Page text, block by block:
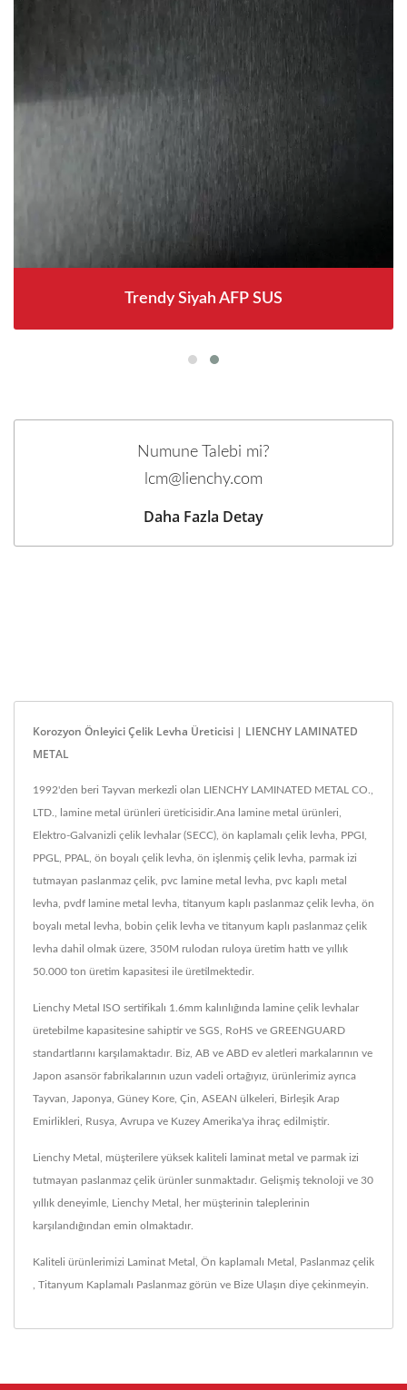
Trendy Siyah AFP SUS
Numune Talebi mi?
lcm@lienchy.com
Daha Fazla Detay
Korozyon Önleyici Çelik Levha Üreticisi | LIENCHY LAMINATED
METAL
1992'den beri Tayvan merkezli olan LIENCHY LAMINATED METAL CO.,
LTD., lamine metal ürünleri üreticisidir.Ana lamine metal ürünleri,
Elektro-Galvanizli çelik levhalar (SECC), ön kaplamalı çelik levha, PPGI,
PPGL, PPAL, ön boyalı çelik levha, ön işlenmiş çelik levha, parmak izi
tutmayan paslanmaz çelik, pvc lamine metal levha, pvc kaplı metal
levha, pvdf lamine metal levha, titanyum kaplı paslanmaz çelik levha, ön
boyalı metal levha, bobin çelik levha ve titanyum kaplı paslanmaz çelik
levha dahil olmak üzere, 350M rulodan ruloya üretim hattı ve yıllık
50.000 ton üretim kapasitesi ile üretilmektedir.
Lienchy Metal ISO sertifikalı 1.6mm kalınlığında lamine çelik levhalar
üretebilme kapasitesine sahiptir ve SGS, RoHS ve GREENGUARD
standartlarını karşılamaktadır. Biz, AB ve ABD ev aletleri markalarının ve
Japon asansör fabrikalarının uzun vadeli ortağıyız, ürünlerimiz ayrıca
Tayvan, Japonya, Güney Kore, Çin, ASEAN ülkeleri, Birleşik Arap
Emirlikleri, Rusya, Avrupa ve Kuzey Amerika'ya ihraç edilmiştir.
Lienchy Metal, müşterilere yüksek kaliteli laminat metal ve parmak izi
tutmayan paslanmaz çelik ürünler sunmaktadır. Gelişmiş teknoloji ve 30
yıllık deneyimle, Lienchy Metal, her müşterinin taleplerinin
karşılandığından emin olmaktadır.
Kaliteli ürünlerimizi Laminat Metal Ön kaplamalı Metal Paslanmaz çelik
Titanyum Kaplamalı Paslanmaz görün ve Bize Ulaşın diye çekinmeyin.